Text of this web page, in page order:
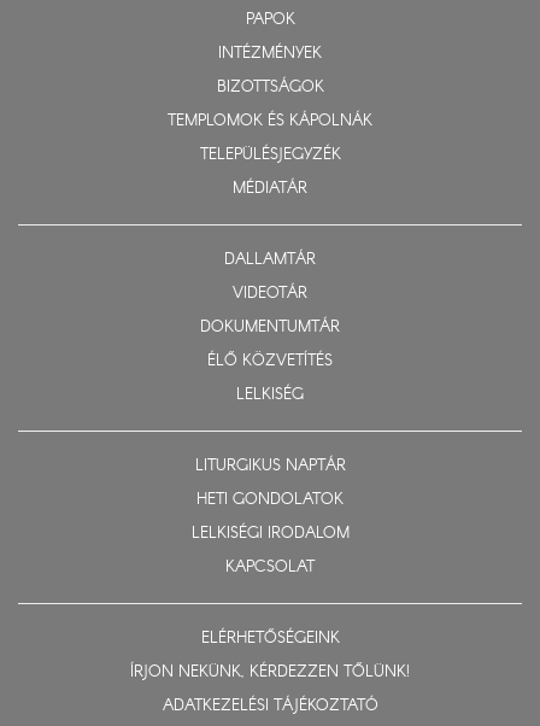
PAPOK
INTÉZMÉNYEK
BIZOTTSÁGOK
TEMPLOMOK ÉS KÁPOLNÁK
TELEPÜLÉSJEGYZÉK
MÉDIATÁR
DALLAMTÁR
VIDEOTÁR
DOKUMENTUMTÁR
ÉLŐ KÖZVETÍTÉS
LELKISÉG
LITURGIKUS NAPTÁR
HETI GONDOLATOK
LELKISÉGI IRODALOM
KAPCSOLAT
ELÉRHETŐSÉGEINK
ÍRJON NEKÜNK, KÉRDEZZEN TŐLÜNK!
ADATKEZELÉSI TÁJÉKOZTATÓ